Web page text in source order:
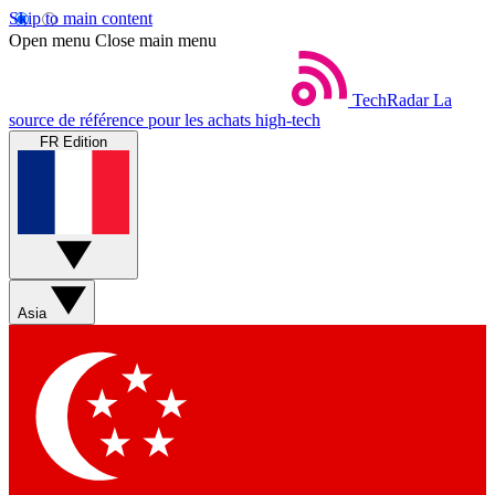
Skip to main content
Open menu Close main menu
TechRadar La
source de référence pour les achats high-tech
FR Edition
Asia